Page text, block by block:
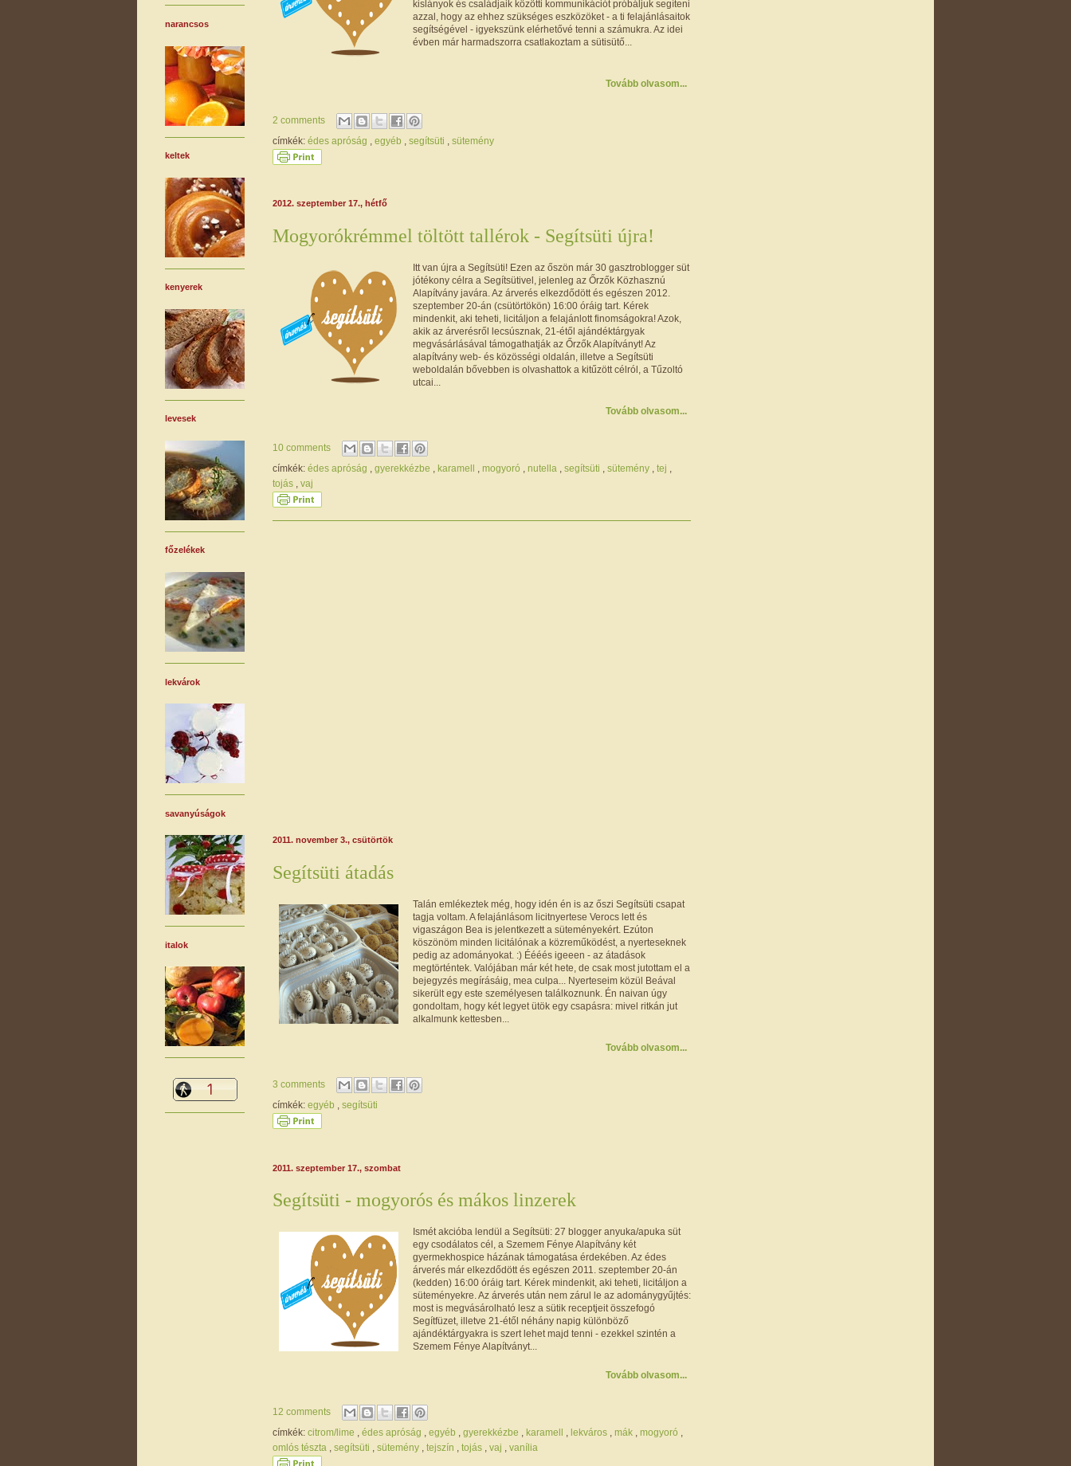
kislányok és családjaik közötti kommunikációt próbáljuk segíteni
azzal, hogy az ehhez szükséges eszközöket - a ti felajánlásaitok
segítségével - igyekszünk elérhetővé tenni a számukra. Az idei
évben már harmadszorra csatlakoztam a sütisütő...
Tovább olvasom...
2 comments
címkék: édes apróság egyéb segítsüti sütemény
2012. szeptember 17., hétfő
Mogyorókrémmel töltött tallérok - Segítsüti újra!
Itt van újra a Segítsüti! Ezen az őszön már 30 gasztroblogger süt
jótékony célra a Segítsütivel, jelenleg az Őrzők Közhasznú
Alapítvány javára. Az árverés elkezdődött és egészen 2012.
szeptember 20-án (csütörtökön) 16:00 óráig tart. Kérek
mindenkit, aki teheti, licitáljon a felajánlott finomságokra! Azok,
akik az árverésről lecsúsznak, 21-étől ajándéktárgyak
megvásárlásával támogathatják az Őrzők Alapítványt! Az
alapítvány web- és közösségi oldalán, illetve a Segítsüti
weboldalán bővebben is olvashattok a kitűzött célról, a Tűzoltó
utcai...
Tovább olvasom...
10 comments
címkék: édes apróság , gyerekkézbe , karamell , mogyoró , nutella , segítsüti , sütemény , tej ,
tojás , vaj
2011. november 3., csütörtök
Segítsüti átadás
Talán emlékeztek még, hogy idén én is az őszi Segítsüti csapat
tagja voltam. A felajánlásom licitnyertese Verocs lett és
vigaszágon Bea is jelentkezett a süteményekért. Ezúton
köszönöm minden licitálónak a közreműködést, a nyerteseknek
pedig az adományokat. :) Éééés igeeen - az átadások
megtörténtek. Valójában már két hete, de csak most jutottam el a
bejegyzés megírásáig, mea culpa... Nyerteseim közül Beával
sikerült egy este személyesen találkoznunk. Én naivan úgy
gondoltam, hogy két legyet ütök egy csapásra: mivel ritkán jut
alkalmunk kettesben...
Tovább olvasom...
3 comments
címkék: egyéb , segítsüti
2011. szeptember 17., szombat
Segítsüti - mogyorós és mákos linzerek
Ismét akcióba lendül a Segítsüti: 27 blogger anyuka/apuka süt
egy csodálatos cél, a Szemem Fénye Alapítvány két
gyermekhospice házának támogatása érdekében. Az édes
árverés már elkezdődött és egészen 2011. szeptember 20-án
(kedden) 16:00 óráig tart. Kérek mindenkit, aki teheti, licitáljon a
süteményekre. Az árverés után nem zárul le az adománygyűjtés:
most is megvásárolható lesz a sütik receptjeit összefogó
Segítfüzet, illetve 21-étől néhány napig különböző
ajándéktárgyakra is szert lehet majd tenni - ezekkel szintén a
Szemem Fénye Alapítványt...
Tovább olvasom...
12 comments
címkék: citrom/lime , édes apróság , egyéb , gyerekkézbe , karamell , lekváros , mák , mogyoró ,
omlós tészta , segítsüti , sütemény , tejszín , tojás , vaj , vanília
narancsos
keltek
kenyerek
levesek
főzelékek
lekvárok
savanyúságok
italok